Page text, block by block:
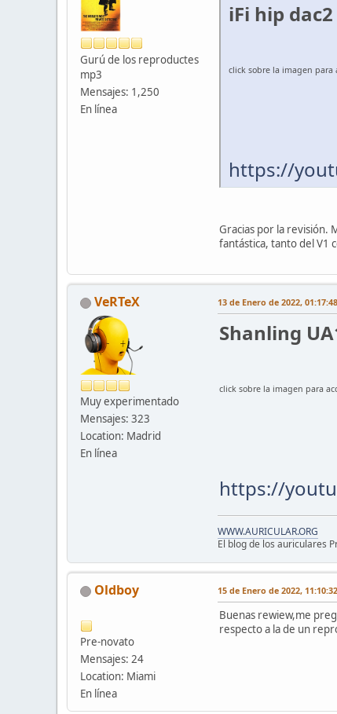
Gurú de los reproductes
mp3
Mensajes: 1,250
En línea
iFi hip
click sobre la imagen para
https://
Gracias por la revisión.
fantástica, tanto del V1
VeRTeX
Muy experimentado
Mensajes: 323
Location: Madrid
En línea
13 de Enero de 2022,
Shanling
click sobre la imagen para
https://
WWW.AURICULAR.ORG
El blog de los auriculares
Oldboy
Pre-novato
Mensajes: 24
Location: Miami
En línea
15 de Enero de 2022,
Buenas rewiew,me
respecto a la de un